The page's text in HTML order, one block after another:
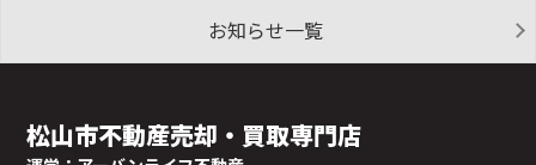
お知らせ一覧
松山市不動産売却・買取専門店